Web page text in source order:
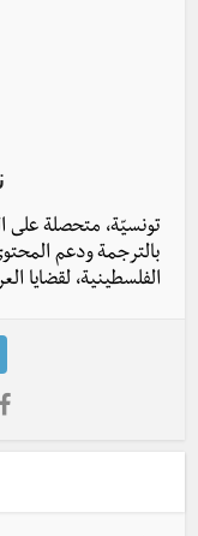
تونسيّة، متحصلة على
بالترجمة ودعم
الفلسطينية، لقضايا